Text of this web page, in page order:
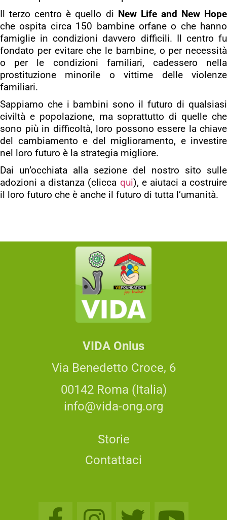
Il terzo centro è quello di New Life and New Hope
che ospita circa 150 bambine orfane o che hanno
famiglie in condizioni davvero difficili. Il centro fu
fondato per evitare che le bambine, o per necessità
o per le condizioni familiari, cadessero nella
prostituzione minorile o vittime delle violenze
familiari.
Sappiamo che i bambini sono il futuro di qualsiasi
civiltà e popolazione, ma soprattutto di quelle che
sono più in difficoltà, loro possono essere la chiave
del cambiamento e del miglioramento, e investire
nel loro futuro è la strategia migliore.
Dai un’occhiata alla sezione del nostro sito sulle
adozioni a distanza (clicca qui), e aiutaci a costruire
il loro futuro che è anche il futuro di tutta l’umanità.
VIDA Onlus
Via Benedetto Croce, 6
00142 Roma (Italia)
info@vida-ong.org
Storie
Contattaci